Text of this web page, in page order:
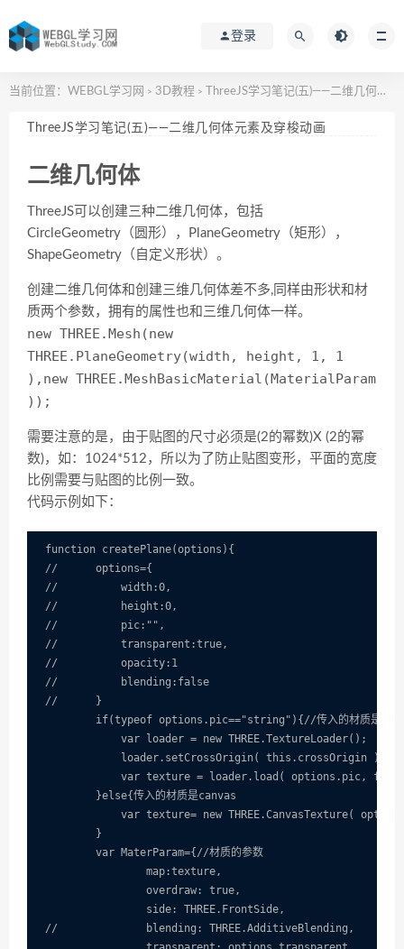
登录
当前位置： WEBGL学习网 > 3D教程 > ThreeJS学习笔记(五)——二维几何体元素及穿梭动画
ThreeJS学习笔记(五)——二维几何体元素及穿梭动画
二维几何体
ThreeJS可以创建三种二维几何体，包括
CircleGeometry（圆形），PlaneGeometry（矩形），
ShapeGeometry（自定义形状）。
创建二维几何体和创建三维几何体差不多,同样由形状和材
质两个参数，拥有的属性也和三维几何体一样。
new THREE.Mesh(new
THREE.PlaneGeometry(width, height, 1, 1
),new THREE.MeshBasicMaterial(MaterialParam
));
需要注意的是，由于贴图的尺寸必须是(2的幂数)X (2的幂
数)，如：1024*512，所以为了防止贴图变形，平面的宽度
比例需要与贴图的比例一致。
代码示例如下：
function createPlane(options){
//      options={
//          width:0,
//          height:0,
//          pic:"",
//          transparent:true,
//          opacity:1
//          blending:false
//      }
if(typeof options.pic=="string"){//传入的材质是图片
            var loader = new THREE.TextureLoader();
            loader.setCrossOrigin( this.crossOrigin );
var texture = loader.load( options.pic,
        }else{传入的材质是canvas
var texture= new THREE.CanvasTexture(
        }
        var MaterParam={//材质的参数
                map:texture,
                overdraw: true,
                side: THREE.FrontSide,
//              blending: THREE.AdditiveBlending,